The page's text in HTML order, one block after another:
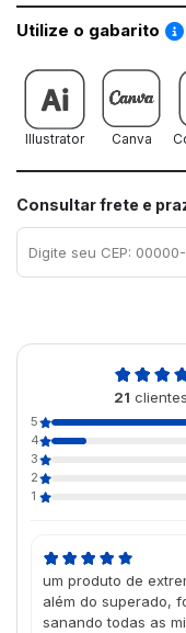
Utilize o gabarito
Illustrator Canva
Consultar frete e
21
5
4
3
2
1
um produto de
além do superado,
sanando todas as